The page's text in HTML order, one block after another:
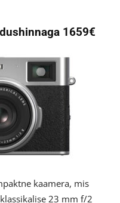
1659€
kaamera, mis
23 mm f/2